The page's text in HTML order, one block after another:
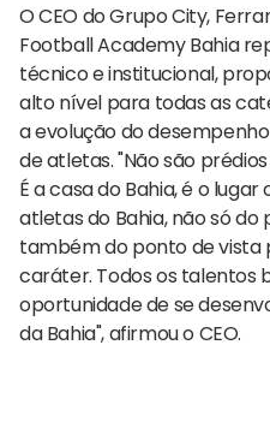
O CEO do Grupo City,
Football Academy Bahia
técnico e institucional,
alto nível para todas as
a evolução do
de atletas. "Não são
É a casa do Bahia, é o
atletas do Bahia, não só
também do ponto de vista
caráter. Todos os talentos
oportunidade de se
da Bahia", afirmou o CEO.